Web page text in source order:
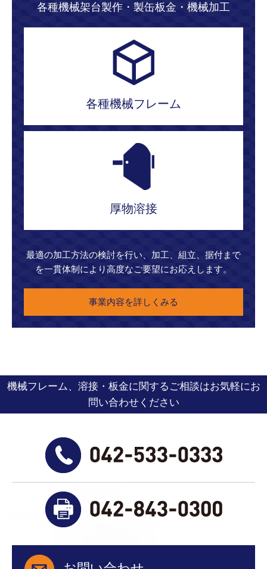
各種機械架台製作・製缶板金・機械加工
各種機械フレーム
厚物溶接
最適の加工方法の検討を行い、加工、組立、据付まで
を一貫体制により高度なご要望にお応えします。
事業内容を詳しくみる
機械フレーム、溶接・板金に関するご相談はお気軽にお
問い合わせください